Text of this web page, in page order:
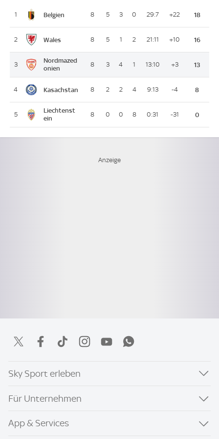
1 Belgien 8 5 3 0 29:7 +22 18
2 Wales 8 5 1 2 21:11 +10 16
3
Nordmazed
onien
8 3 4 1 13:10 +3 13
4 Kasachstan 8 2 2 4 9:13 -4 8
5
Liechtenst
ein
8 0 0 8 0:31 -31 0
Sky Sport erleben
Für Unternehmen
App & Services